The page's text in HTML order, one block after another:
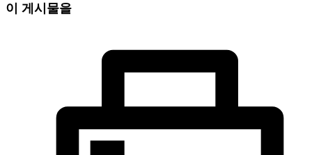
이 게시물을